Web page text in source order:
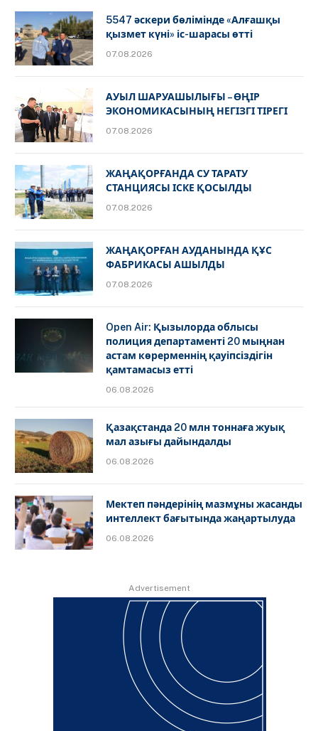
5547 әскери бөлімінде «Алғашқы
қызмет күні» іс-шарасы өтті
07.08.2026
АУЫЛ ШАРУАШЫЛЫҒЫ – ӨҢІР
ЭКОНОМИКАСЫНЫҢ НЕГІЗГІ ТІРЕГІ
07.08.2026
ЖАҢАҚОРҒАНДА СУ ТАРАТУ
СТАНЦИЯСЫ ІСКЕ ҚОСЫЛДЫ
07.08.2026
ЖАҢАҚОРҒАН АУДАНЫНДА ҚҰС
ФАБРИКАСЫ АШЫЛДЫ
07.08.2026
Open Air: Қызылорда облысы
полиция департаменті 20 мыңнан
астам көрерменнің қауіпсіздігін
қамтамасыз етті
06.08.2026
Қазақстанда 20 млн тоннаға жуық
мал азығы дайындалды
06.08.2026
Мектеп пәндерінің мазмұны жасанды
интеллект бағытында жаңартылуда
06.08.2026
Advertisement